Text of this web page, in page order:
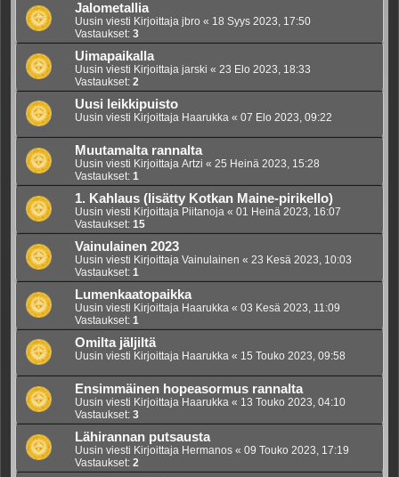
Jalometallia
Uusin viesti Kirjoittaja jbro « 18 Syys 2023, 17:50
Vastaukset: 3
Uimapaikalla
Uusin viesti Kirjoittaja jarski « 23 Elo 2023, 18:33
Vastaukset: 2
Uusi leikkipuisto
Uusin viesti Kirjoittaja Haarukka « 07 Elo 2023, 09:22
Muutamalta rannalta
Uusin viesti Kirjoittaja Artzi « 25 Heinä 2023, 15:28
Vastaukset: 1
1. Kahlaus (lisätty Kotkan Maine-pirikello)
Uusin viesti Kirjoittaja Piitanoja « 01 Heinä 2023, 16:07
Vastaukset: 15
Vainulainen 2023
Uusin viesti Kirjoittaja Vainulainen « 23 Kesä 2023, 10:03
Vastaukset: 1
Lumenkaatopaikka
Uusin viesti Kirjoittaja Haarukka « 03 Kesä 2023, 11:09
Vastaukset: 1
Omilta jäljiltä
Uusin viesti Kirjoittaja Haarukka « 15 Touko 2023, 09:58
Ensimmäinen hopeasormus rannalta
Uusin viesti Kirjoittaja Haarukka « 13 Touko 2023, 04:10
Vastaukset: 3
Lähirannan putsausta
Uusin viesti Kirjoittaja Hermanos « 09 Touko 2023, 17:19
Vastaukset: 2